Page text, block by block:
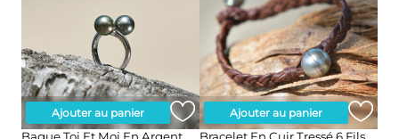
Ajouter au panier Ajouter au panier